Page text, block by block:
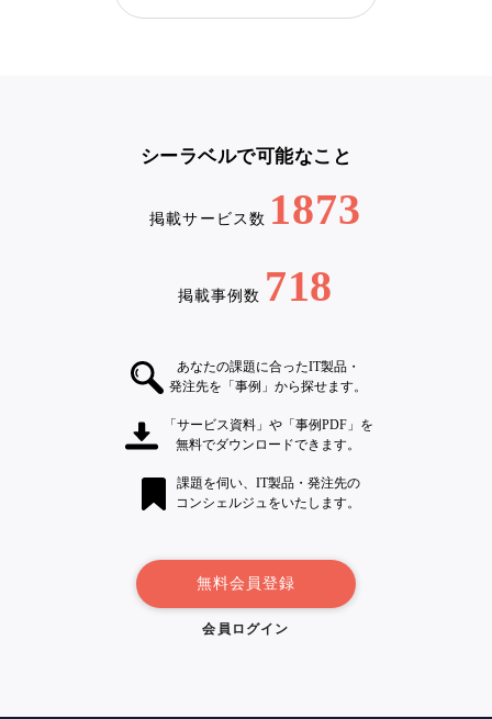
シーラベルで可能なこと
掲載サービス数 1873
掲載事例数 718
あなたの課題に合ったIT製品・
発注先を「事例」から探せます。
「サービス資料」や「事例PDF」を
無料でダウンロードできます。
課題を伺い、IT製品・発注先の
コンシェルジュをいたします。
無料会員登録
会員ログイン